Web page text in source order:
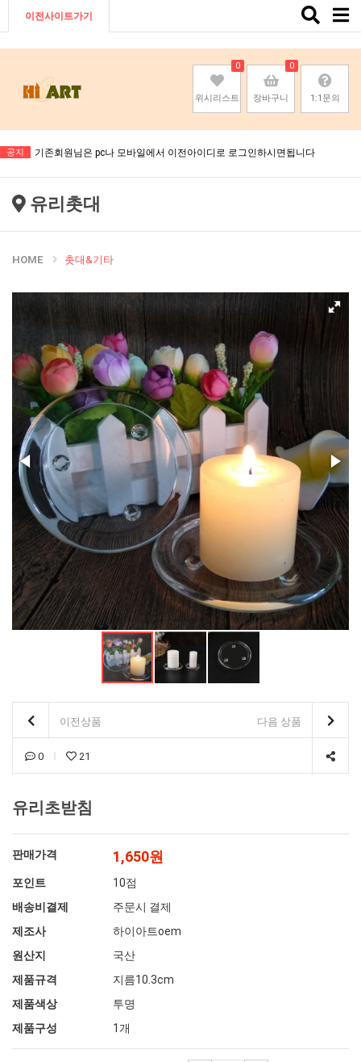
이전사이트가기
Toggle
위시리스트
0
장바구니
0
1:1문의
공지 기존회원님은 pc나 모바일에서 이전아이디로 로그인하시면됩니다
기존회원님은 pc나 모바일에서 이전아이디로 로그인하시면됩니다
기존회원님은 pc나 모바일에서 이전아이디로 로그인하시면됩니다
유리촛대
HOME 촛대&기타
이전상품 다음 상품
0 21
유리초받침
판매가격 1,650원
포인트
10점
배송비결제
주문시 결제
제조사
하이아트oem
원산지
국산
제품규격
지름10.3cm
제품색상
투명
제품구성
1개